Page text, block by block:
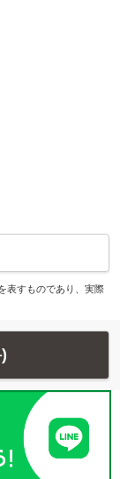
表すものであり、実際